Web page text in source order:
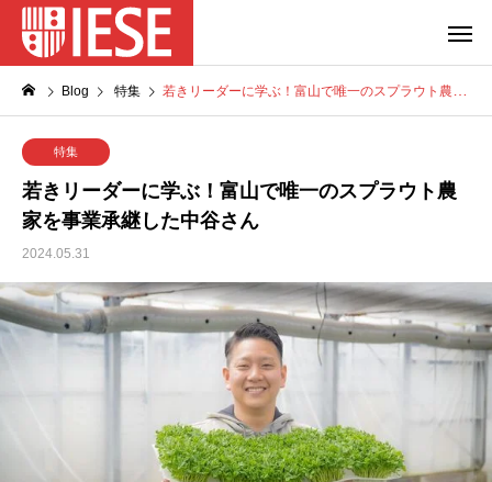
Blog 特集 若きリーダーに学ぶ！富山で唯一のスプラウト農家を事業承継した中谷さん
特集
若きリーダーに学ぶ！富山で唯一のスプラウト農
家を事業承継した中谷さん
2024.05.31